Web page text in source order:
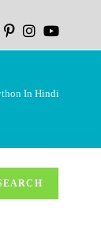
In Hindi